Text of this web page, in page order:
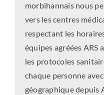
morbihannais nous
vers les centres
respectant les
équipes agréées
les protocoles
chaque personne
géographique depuis